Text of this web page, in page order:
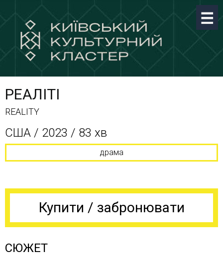
РЕАЛІТІ
REALITY
США / 2023 / 83 хв
драма
Купити / забронювати
СЮЖЕТ